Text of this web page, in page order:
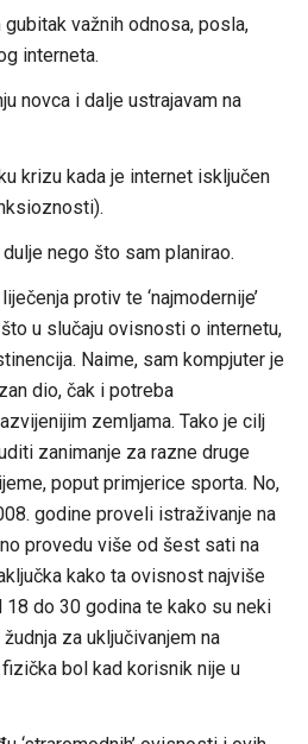
važnih odnosa, posla,
interneta.
novca i dalje ustrajavam na
krizu kada je internet isključen
nego što sam planirao.
protiv te ‘najmodernije’
u slučaju ovisnosti o internetu,
Naime, sam kompjuter je
dio, čak i potreba
zemljama. Tako je cilj
zanimanje za razne druge
poput primjerice sporta. No,
godine proveli istraživanje na
provedu više od šest sati na
kako ta ovisnost najviše
do 30 godina te kako su neki
za uključivanjem na
bol kad korisnik nije u